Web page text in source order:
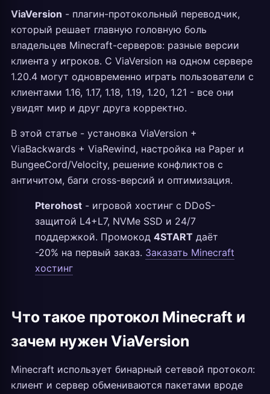
ViaVersion - плагин-протокольный переводчик,
который решает главную головную боль
владельцев Minecraft-серверов: разные версии
клиента у игроков. С ViaVersion на одном сервере
1.20.4 могут одновременно играть пользователи с
клиентами 1.16, 1.17, 1.18, 1.19, 1.20, 1.21 - все они
увидят мир и друг друга корректно.
В этой статье - установка ViaVersion +
ViaBackwards + ViaRewind, настройка на Paper и
BungeeCord/Velocity, решение конфликтов с
античитом, баги cross-версий и оптимизация.
Pterohost - игровой хостинг с DDoS-
защитой L4+L7, NVMe SSD и 24/7
поддержкой. Промокод 4START даёт
-20% на первый заказ. Заказать Minecraft
хостинг
Что такое протокол Minecraft и
зачем нужен ViaVersion
Minecraft использует бинарный сетевой протокол:
клиент и сервер обмениваются пакетами вроде